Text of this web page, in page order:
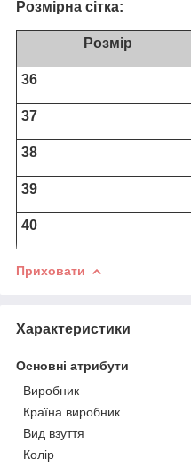
Розмірна сітка:
Розмір
36
37
38
39
40
Приховати
Характеристики
Основні атрибути
Виробник
Країна виробник
Вид взуття
Колір